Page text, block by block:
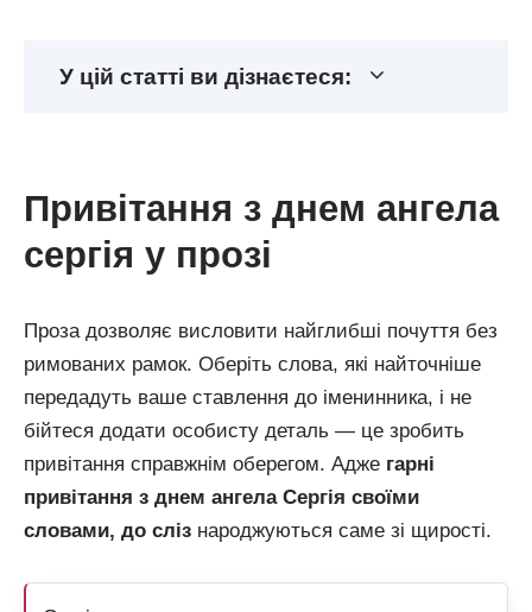
У цій статті ви дізнаєтеся:
привітання з днем ангела
сергія у прозі
Проза дозволяє висловити найглибші почуття без
римованих рамок. Оберіть слова, які найточніше
передадуть ваше ставлення до іменинника, і не
бійтеся додати особисту деталь — це зробить
привітання справжнім оберегом. Адже гарні
привітання з днем ангела Сергія своїми
словами, до сліз народжуються саме зі щирості.